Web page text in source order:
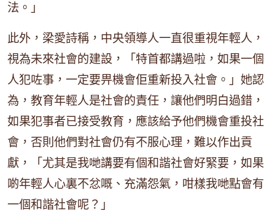
法。」
此外，梁愛詩稱，中央領導人一直很重視年輕人，
視為未來社會的建設，「特首都講過啦，如果一個
人犯咗事，一定要畀機會佢重新投入社會。」她認
為，教育年輕人是社會的責任，讓他們明白過錯，
如果犯事者已接受教育，應該給予他們機會重投社
會，否則他們對社會仍有不服心理，難以作出貢
獻，「尤其是我哋講要有個和諧社會好緊要，如果
啲年輕人心裏不忿嘅、充滿怨氣，咁樣我哋點會有
一個和諧社會呢？」